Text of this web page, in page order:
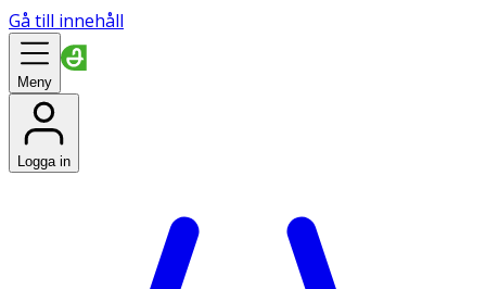
Gå till innehåll
Meny
Logga in